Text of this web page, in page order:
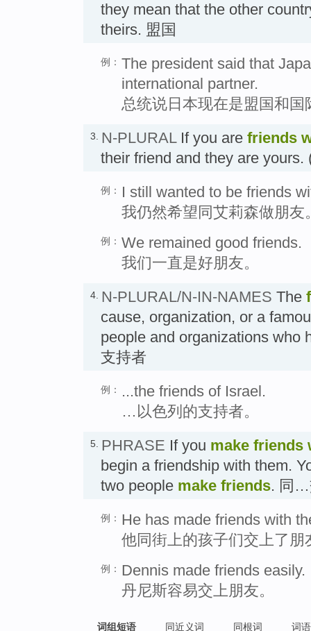
they mean that the other
theirs. 盟国
例： The president said that
international partner.
总统说日本现在是盟国和国
3. N-PLURALIf you are friends
their friend and they are
例：
I still wanted to be friends
我仍然希望同艾莉森做朋友
例： We remained good friends.
我们一直是好朋友。
4. N-PLURAL/N-IN-NAMES The
cause, organization, or a
people and organizations who
支持者
例：
...the friends of Israel.
…以色列的支持者。
5. PHRASE If you make friends
begin a friendship with them.
two people make friends. 同…
例： He has made friends with
他同街上的孩子们交上了朋
例： Dennis made friends easily.
丹尼斯容易交上朋友。
词组短语 同近义词 同根词 词